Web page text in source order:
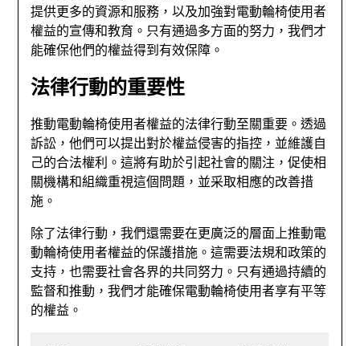
提供更多的資源和服務，以及加強對電動輪椅使用者
權益的宣傳和教育。只有通過多方面的努力，我們才
能確保他們的權益得到有效保障。
法律行動的重要性
推動電動輪椅使用者權益的法律行動至關重要。透過
訴訟，他們可以提出對於權益侵害的指控，並維護自
己的合法權利。這將有助於引起社會的關注，促使相
關機構和組織重視這個問題，並采取相應的改善措
施。
除了法律行動，我們還需要在更廣泛的層面上推動電
動輪椅使用者權益的保護措施。這需要法規和政策的
支持，也需要社會各界的共同努力。只有通過持續的
監督和推動，我們才能確保電動輪椅使用者享有平等
的權益。